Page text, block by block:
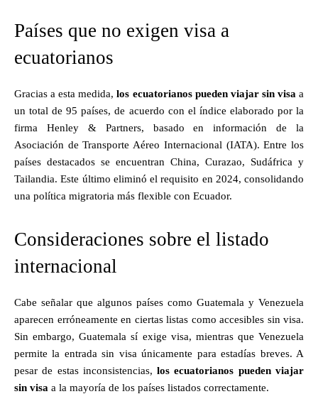
Países que no exigen visa a
ecuatorianos
Gracias a esta medida,los ecuatorianos pueden viajar sin visa a
un total de 95 países, de acuerdo con el índice elaborado por la
firma Henley & Partners, basado en información de la
Asociación de Transporte Aéreo Internacional (IATA). Entre los
países destacados se encuentran China, Curazao, Sudáfrica y
Tailandia. Este último eliminó el requisito en 2024, consolidando
una política migratoria más flexible con Ecuador.
Consideraciones sobre el listado
internacional
Cabe señalar que algunos países como Guatemala y Venezuela
aparecen erróneamente en ciertas listas como accesibles sin visa.
Sin embargo, Guatemala sí exige visa, mientras que Venezuela
permite la entrada sin visa únicamente para estadías breves. A
pesar de estas inconsistencias,los ecuatorianos pueden viajar
sin visa a la mayoría de los países listados correctamente.